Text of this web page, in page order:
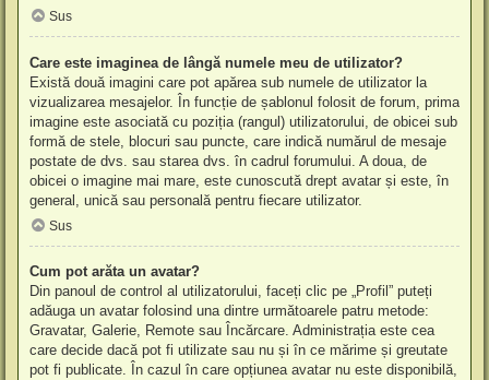
Sus
Care este imaginea de lângă numele meu de utilizator?
Există două imagini care pot apărea sub numele de utilizator la
vizualizarea mesajelor. În funcție de șablonul folosit de forum, prima
imagine este asociată cu poziția (rangul) utilizatorului, de obicei sub
formă de stele, blocuri sau puncte, care indică numărul de mesaje
postate de dvs. sau starea dvs. în cadrul forumului. A doua, de
obicei o imagine mai mare, este cunoscută drept avatar și este, în
general, unică sau personală pentru fiecare utilizator.
Sus
Cum pot arăta un avatar?
Din panoul de control al utilizatorului, faceți clic pe „Profil” puteți
adăuga un avatar folosind una dintre următoarele patru metode:
Gravatar, Galerie, Remote sau Încărcare. Administrația este cea
care decide dacă pot fi utilizate sau nu și în ce mărime și greutate
pot fi publicate. În cazul în care opțiunea avatar nu este disponibilă,